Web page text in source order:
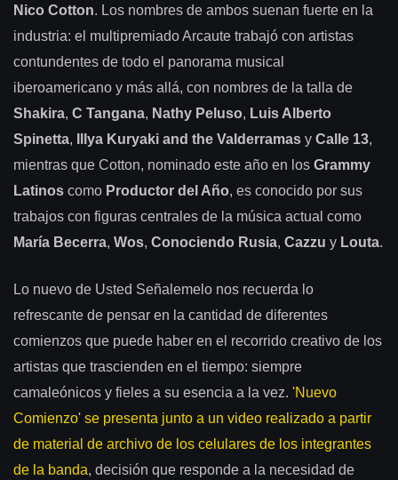
Nico Cotton. Los nombres de ambos suenan fuerte en la
industria: el multipremiado Arcaute trabajó con artistas
contundentes de todo el panorama musical
iberoamericano y más allá, con nombres de la talla de
Shakira, C Tangana, Nathy Peluso, Luis Alberto
Spinetta, Illya Kuryaki and the Valderramas y Calle 13,
mientras que Cotton, nominado este año en los Grammy
Latinos como Productor del Año, es conocido por sus
trabajos con figuras centrales de la música actual como
María Becerra, Wos, Conociendo Rusia, Cazzu y Louta.
Lo nuevo de Usted Señalemelo nos recuerda lo
refrescante de pensar en la cantidad de diferentes
comienzos que puede haber en el recorrido creativo de los
artistas que trascienden en el tiempo: siempre
camaleónicos y fieles a su esencia a la vez. 'Nuevo
Comienzo' se presenta junto a un video realizado a partir
de material de archivo de los celulares de los integrantes
de la banda, decisión que responde a la necesidad de